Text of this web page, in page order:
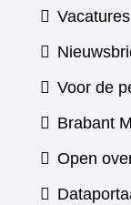
Voor de
Brabant
Open